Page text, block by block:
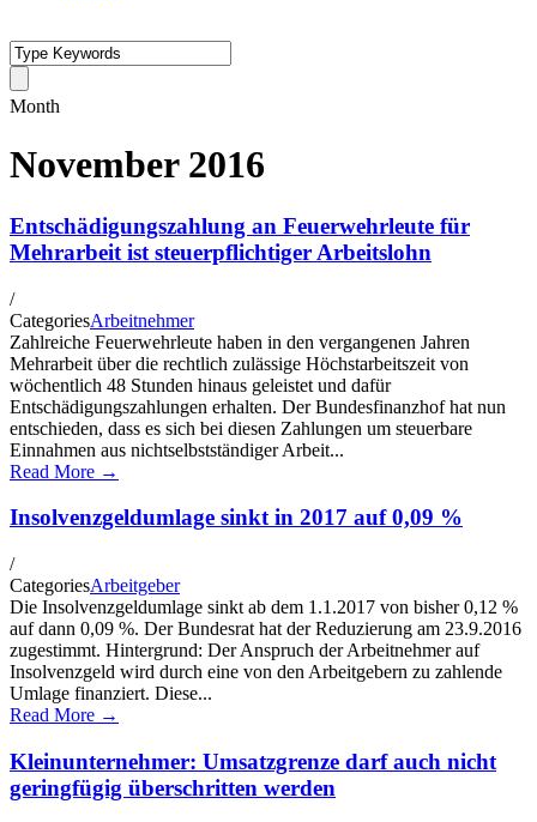
Month
November 2016
Entschädigungszahlung an Feuerwehrleute für
Mehrarbeit ist steuerpflichtiger Arbeitslohn
/
CategoriesArbeitnehmer
Zahlreiche Feuerwehrleute haben in den vergangenen Jahren
Mehrarbeit über die rechtlich zulässige Höchstarbeitszeit von
wöchentlich 48 Stunden hinaus geleistet und dafür
Entschädigungszahlungen erhalten. Der Bundesfinanzhof hat nun
entschieden, dass es sich bei diesen Zahlungen um steuerbare
Einnahmen aus nichtselbstständiger Arbeit...
Read More →
Insolvenzgeldumlage sinkt in 2017 auf 0,09 %
/
CategoriesArbeitgeber
Die Insolvenzgeldumlage sinkt ab dem 1.1.2017 von bisher 0,12 %
auf dann 0,09 %. Der Bundesrat hat der Reduzierung am 23.9.2016
zugestimmt. Hintergrund: Der Anspruch der Arbeitnehmer auf
Insolvenzgeld wird durch eine von den Arbeitgebern zu zahlende
Umlage finanziert. Diese...
Read More →
Kleinunternehmer: Umsatzgrenze darf auch nicht
geringfügig überschritten werden